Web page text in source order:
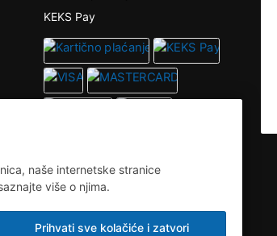
naše internetske stranice
više o njima.
Prihvati sve kolačiće i zatvori
KEKS Pay